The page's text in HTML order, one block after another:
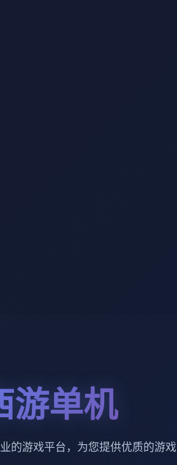
游单机
的游戏平台，为您提供优质的游戏